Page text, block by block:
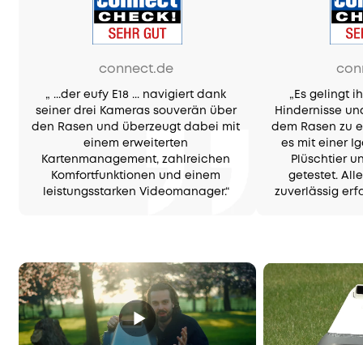
connect.de
„ ...der eufy E18 ... navigiert dank
seiner drei Kameras souverän über
den Rasen und überzeugt dabei mit
einem erweiterten
Kartenmanagement, zahlreichen
Komfortfunktionen und einem
leistungsstarken Videomanager.“
„Es gelingt
Hindernisse
dem Rasen zu
es mit einer
Plüschtier
getestet.
zuverlässig